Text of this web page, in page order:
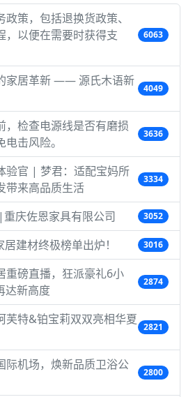
策，包括退换货政策、
，以便在需要时获得支
6063
家居革新 —— 源氏木语新
4049
，检查电源线是否有磨损
击风险。
3636
验官 | 梦君：适配宝妈所
带来高品质生活
3334
庆佐恩家具有限公司 3052
建材终极榜单出炉！ 3016
重磅直播，狂派豪礼6小
达新高度
2874
芙特&铂宝莉双双亮相华夏
2821
际机场，焕新品质卫浴公
2800